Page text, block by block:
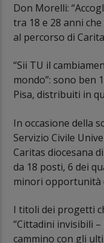
Don Morelli:
tra 18 e 28 anni
al percorso di
“Sii TU il
mondo”: sono ben
Pisa, distribuiti in
In occasione della
Servizio Civile
Caritas diocesana
da 18 posti, 6 dei
minori opportunità
I titoli dei progetti
“Cittadini invisibili –
cammino con gli